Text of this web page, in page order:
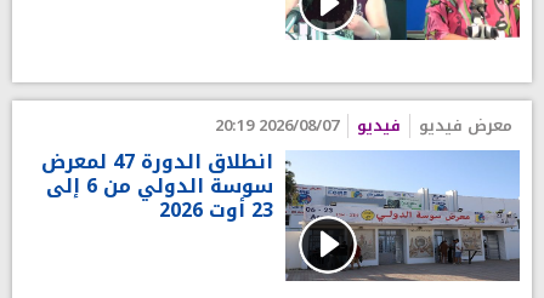
معرض فيديو فيديو 2026/08/07 20:19
انطلاق الدورة 47 لمعرض
سوسة الدولي من 6 إلى
23 أوت 2026